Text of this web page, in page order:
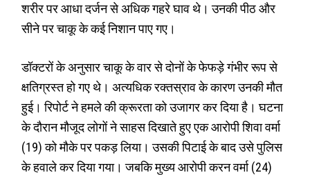
शरीर पर आधा दर्जन से अधिक गहरे घाव थे। उनकी पीठ और
सीने पर चाकू के कई निशान पाए गए।
डॉक्टरों के अनुसार चाकू के वार से दोनों के फेफड़े गंभीर रूप से
क्षतिग्रस्त हो गए थे। अत्यधिक रक्तस्राव के कारण उनकी मौत
हुई। रिपोर्ट ने हमले की क्रूरता को उजागर कर दिया है। घटना
के दौरान मौजूद लोगों ने साहस दिखाते हुए एक आरोपी शिवा वर्मा
(19) को मौके पर पकड़ लिया। उसकी पिटाई के बाद उसे पुलिस
के हवाले कर दिया गया। जबकि मुख्य आरोपी करन वर्मा (24)